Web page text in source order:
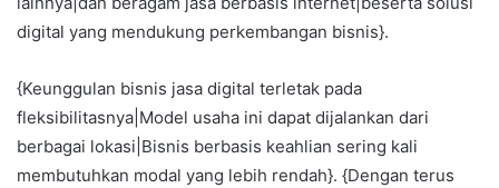
digital yang mendukung perkembangan bisnis}.
{Keunggulan bisnis jasa digital terletak pada
fleksibilitasnya|Model usaha ini dapat dijalankan dari
berbagai lokasi|Bisnis berbasis keahlian sering kali
membutuhkan modal yang lebih rendah}. {Dengan terus